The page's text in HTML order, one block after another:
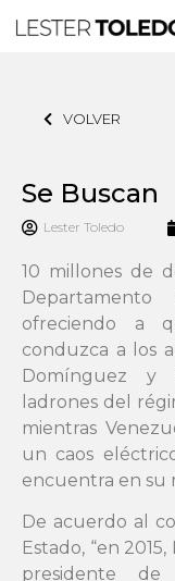
VOLVER
Se Buscan
Lester Toledo
10 millones de
ofreciendo a
conduzca a los
Domínguez y
ladrones del
mientras
un caos
encuentra en su
De acuerdo al
Estado, “en
presidente de